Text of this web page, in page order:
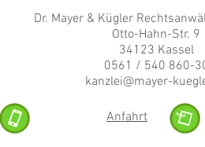
Dr. Mayer & Kügler
Otto-Hahn-Str. 9
34123 Kassel
0561 / 540 860-
kanzlei@mayer-
Anfahrt